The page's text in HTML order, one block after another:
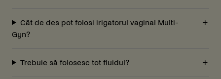
Cât de des pot folosi irigatorul vaginal Multi-
Gyn?
Trebuie să folosesc tot fluidul?